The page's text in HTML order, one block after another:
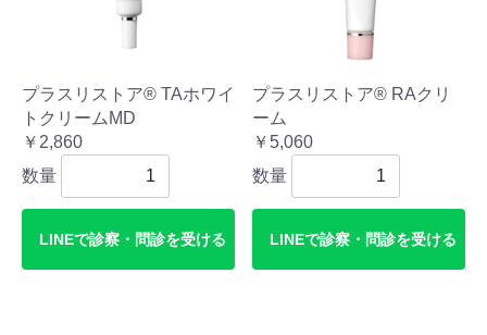
プラスリストア® TAホワイ
トクリームMD
￥2,860
数量
LINEで診察・問診を受ける
プラスリストア® RAクリ
ーム
￥5,060
数量
LINEで診察・問診を受ける